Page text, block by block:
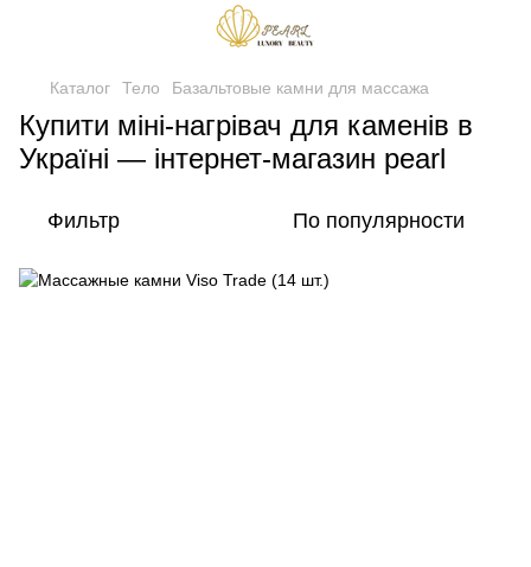
Каталог Тело Базальтовые камни для массажа
Купити міні‑нагрівач для каменів в
Україні — інтернет-магазин pearl
Фильтр По популярности